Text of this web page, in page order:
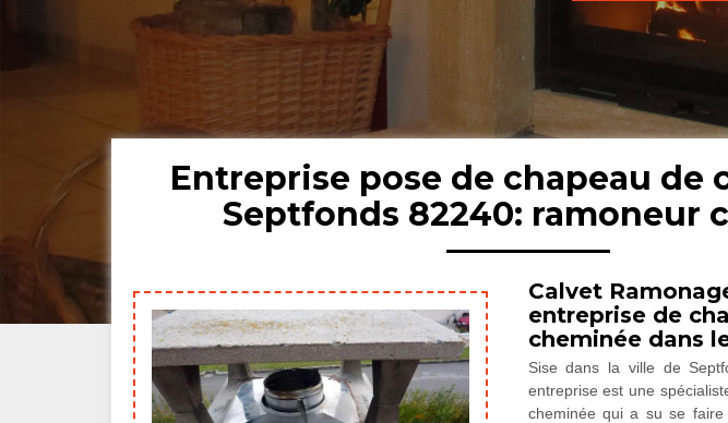
Entreprise pose de chapeau de
Septfonds 82240: ramoneur
Calvet
entreprise de
cheminée dans
Sise dans la ville de
entreprise est une
cheminée qui a su se